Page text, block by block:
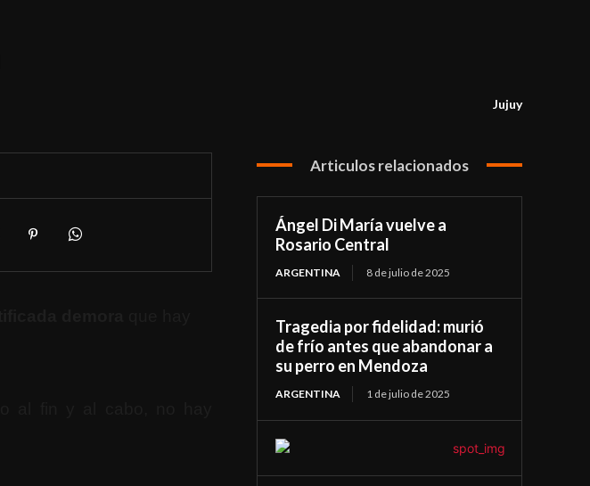
Jujuy
Articulos relacionados
Ángel Di María vuelve a
Rosario Central
ARGENTINA 8 de julio de 2025
Tragedia por fidelidad: murió
de frío antes que abandonar a
su perro en Mendoza
ARGENTINA 1 de julio de 2025